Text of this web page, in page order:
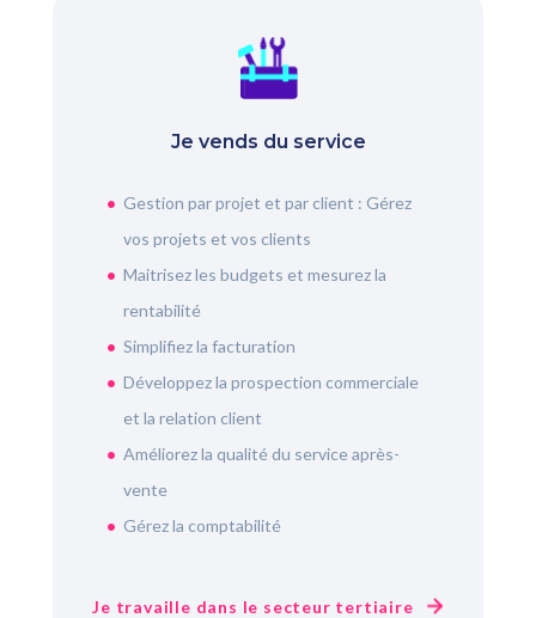
Je vends du service
Gestion par projet et par client : Gérez
vos projets et vos clients
Maitrisez les budgets et mesurez la
rentabilité
Simplifiez la facturation
Développez la prospection commerciale
et la relation client
Améliorez la qualité du service après-
vente
Gérez la comptabilité
Je travaille dans le secteur tertiaire